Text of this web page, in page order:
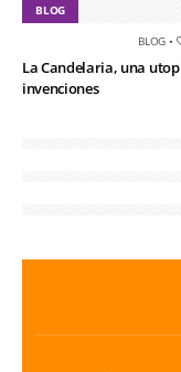
BLOG
BLOG •
La Candelaria, una
invenciones